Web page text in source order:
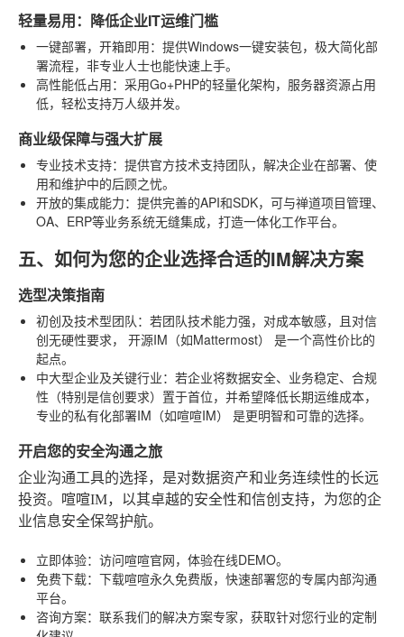
轻量易用：降低企业IT运维门槛
一键部署，开箱即用：提供Windows一键安装包，极大简化部
署流程，非专业人士也能快速上手。
高性能低占用：采用Go+PHP的轻量化架构，服务器资源占用
低，轻松支持万人级并发。
商业级保障与强大扩展
专业技术支持：提供官方技术支持团队，解决企业在部署、使
用和维护中的后顾之忧。
开放的集成能力：提供完善的API和SDK，可与禅道项目管理、
OA、ERP等业务系统无缝集成，打造一体化工作平台。
五、如何为您的企业选择合适的IM解决方案
选型决策指南
初创及技术型团队：若团队技术能力强，对成本敏感，且对信
创无硬性要求， 开源IM（如Mattermost）
是一个高性价比的
起点。
中大型企业及关键行业：若企业将数据安全、业务稳定、合规
性（特别是信创要求）置于首位，并希望降低长期运维成本，
专业的私有化部署IM（如喧喧IM）
是更明智和可靠的选择。
开启您的安全沟通之旅
企业沟通工具的选择，是对数据资产和业务连续性的长远
投资。喧喧IM，以其卓越的安全性和信创支持，为您的企
业信息安全保驾护航。
立即体验：访问喧喧官网，体验在线DEMO。
免费下载：下载喧喧永久免费版，快速部署您的专属内部沟通
平台。
咨询方案：联系我们的解决方案专家，获取针对您行业的定制